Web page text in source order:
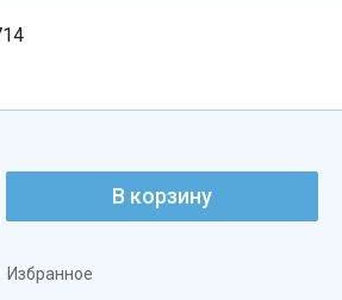
В корзину
Избранное